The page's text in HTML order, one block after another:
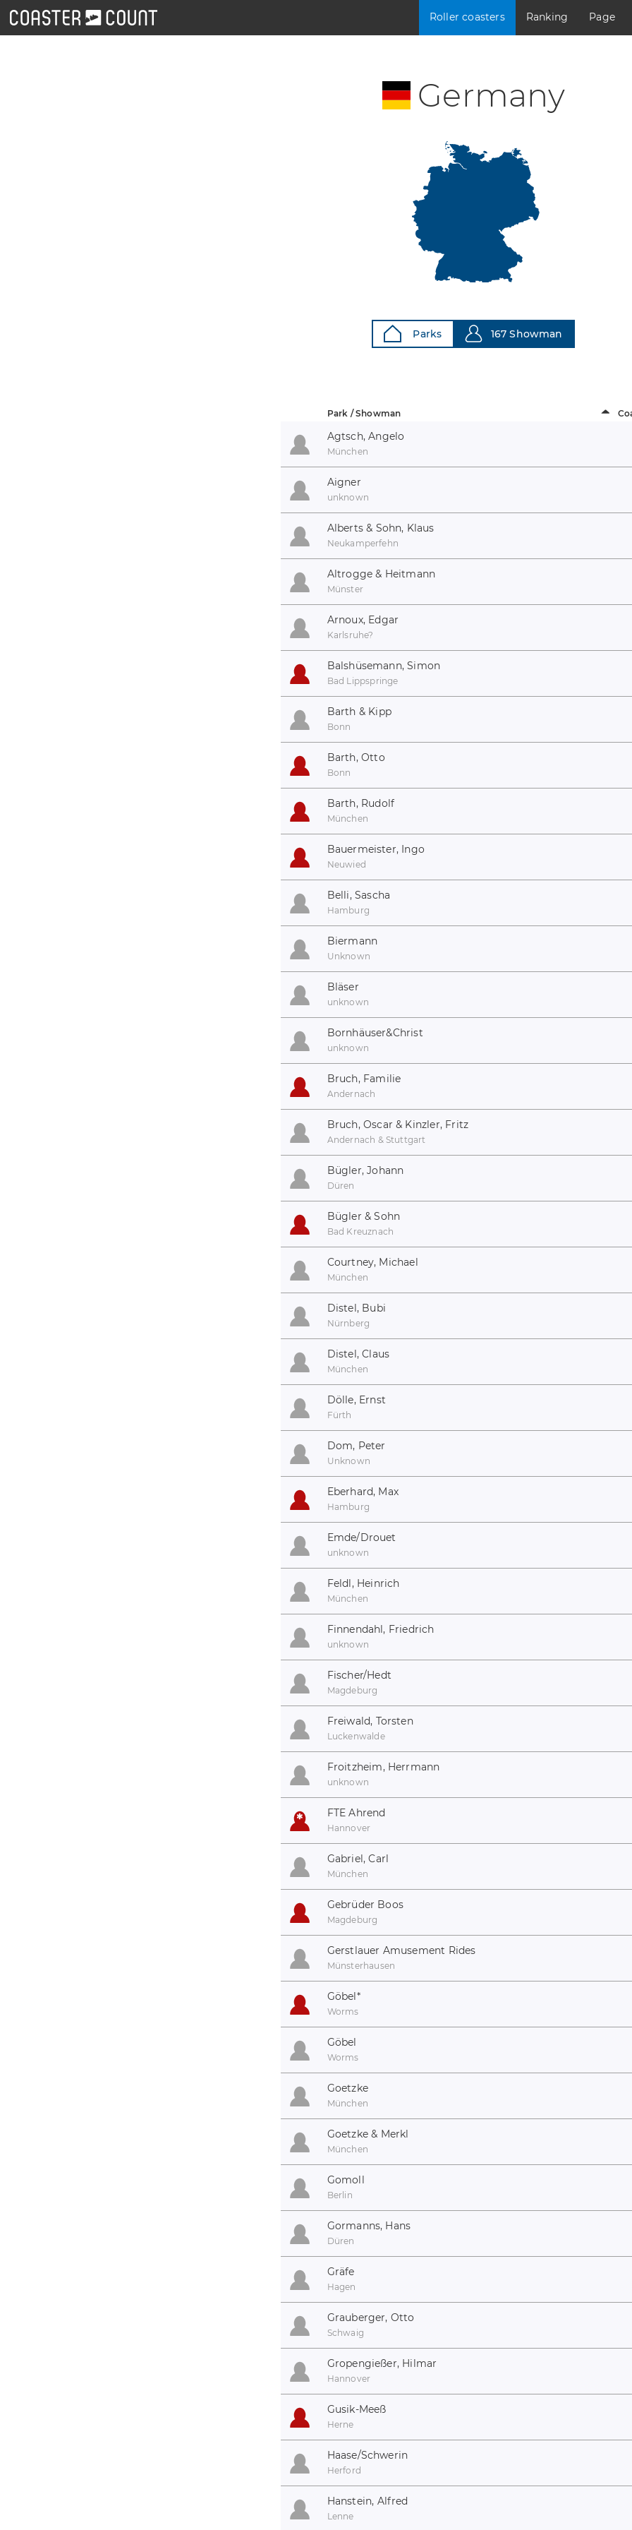
Roller coasters Ranking Page
Germany
Parks 167 Showman
Park / Showman
Agtsch, Angelo
München
Aigner
unknown
Alberts & Sohn, Klaus
Neukamperfehn
Altrogge & Heitmann
Münster
Arnoux, Edgar
Karlsruhe?
Balshüsemann, Simon
Bad Lippspringe
Barth & Kipp
Bonn
Barth, Otto
Bonn
Barth, Rudolf
München
Bauermeister, Ingo
Neuwied
Belli, Sascha
Hamburg
Biermann
Unknown
Bläser
unknown
Bornhäuser&Christ
unknown
Bruch, Familie
Andernach
Bruch, Oscar & Kinzler, Fritz
Andernach & Stuttgart
Bügler, Johann
Düren
Bügler & Sohn
Bad Kreuznach
Courtney, Michael
München
Distel, Bubi
Nürnberg
Distel, Claus
München
Dölle, Ernst
Fürth
Dom, Peter
Unknown
Eberhard, Max
Hamburg
Emde/Drouet
unknown
Feldl, Heinrich
München
Finnendahl, Friedrich
unknown
Fischer/Hedt
Magdeburg
Freiwald, Torsten
Luckenwalde
Froitzheim, Herrmann
unknown
FTE Ahrend
Hannover
Gabriel, Carl
München
Gebrüder Boos
Magdeburg
Gerstlauer Amusement Rides
Münsterhausen
Göbel*
Worms
Göbel
Worms
Goetzke
München
Goetzke & Merkl
München
Gomoll
Berlin
Gormanns, Hans
Düren
Gräfe
Hagen
Grauberger, Otto
Schwaig
Gropengießer, Hilmar
Hannover
Gusik-Meeß
Herne
Haase/Schwerin
Herford
Hanstein, Alfred
Lenne